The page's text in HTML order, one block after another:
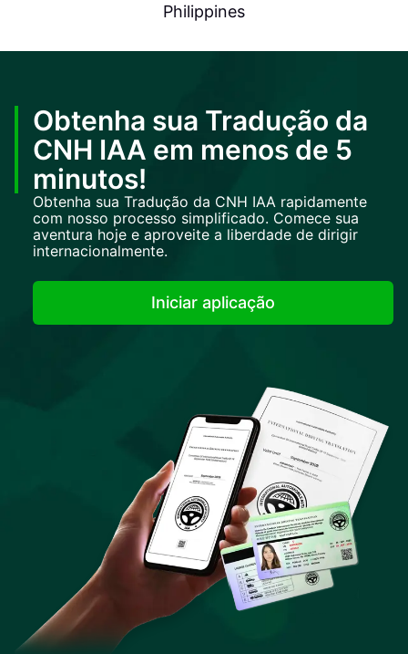
Philippines
Obtenha sua Tradução da
CNH IAA em menos de 5
minutos!
Obtenha sua Tradução da CNH IAA rapidamente
com nosso processo simplificado. Comece sua
aventura hoje e aproveite a liberdade de dirigir
internacionalmente.
Iniciar aplicação